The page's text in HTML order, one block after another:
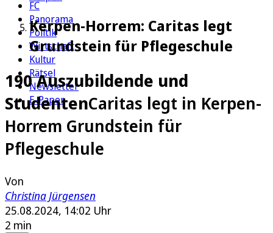
FC
Panorama
Politik
Wirtschaft
Kultur
Rätsel
Newsletter
E-Paper
Kerpen-Horrem: Caritas legt
Grundstein für Pflegeschule
190 Auszubildende und
StudentenCaritas legt in Kerpen-
Horrem Grundstein für
Pflegeschule
Von
Christina Jürgensen
25.08.2024, 14:02 Uhr
2 min